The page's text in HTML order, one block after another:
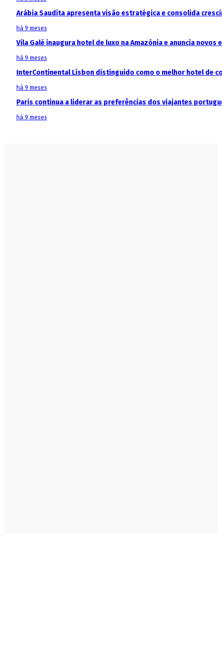
Arábia Saudita apresenta visão estratégica e consolida
há 9 meses
Vila Galé inaugura hotel de luxo na Amazónia e anuncia
há 9 meses
InterContinental Lisbon distinguido como o melhor hotel de
há 9 meses
Paris continua a liderar as preferências dos viajantes
há 9 meses